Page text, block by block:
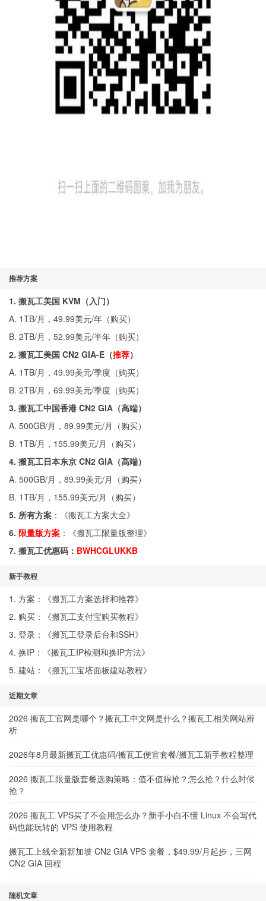
推荐方案
1. 搬瓦工美国 KVM（入门）
A. 1TB/月，49.99美元/年（购买）
B. 2TB/月，52.99美元/半年（购买）
2. 搬瓦工美国 CN2 GIA-E（推荐）
A. 1TB/月，49.99美元/季度（购买）
B. 2TB/月，69.99美元/季度（购买）
3. 搬瓦工中国香港 CN2 GIA（高端）
A. 500GB/月，89.99美元/月（购买）
B. 1TB/月，155.99美元/月（购买）
4. 搬瓦工日本东京 CN2 GIA（高端）
A. 500GB/月，89.99美元/月（购买）
B. 1TB/月，155.99美元/月（购买）
5. 所有方案 ：《搬瓦工方案大全》
6. 限量版方案 ：《搬瓦工限量版整理》
7. 搬瓦工优惠码： BWHCGLUKKB
新手教程
1. 方案：《搬瓦工方案选择和推荐》
2. 购买：《搬瓦工支付宝购买教程》
3. 登录：《搬瓦工登录后台和SSH》
4. 换IP：《搬瓦工IP检测和换IP方法》
5. 建站：《搬瓦工宝塔面板建站教程》
近期文章
2026 搬瓦工官网是哪个？搬瓦工中文网是什么？搬瓦工相关网站辨
析
2026年8月最新搬瓦工优惠码/搬瓦工便宜套餐/搬瓦工新手教程整理
2026 搬瓦工限量版套餐选购策略：值不值得抢？怎么抢？什么时候
抢？
2026 搬瓦工 VPS买了不会用怎么办？新手小白不懂 Linux 不会写代
码也能玩转的 VPS 使用教程
搬瓦工上线全新新加坡 CN2 GIA VPS 套餐，$49.99/月起步，三网
CN2 GIA 回程
随机文章